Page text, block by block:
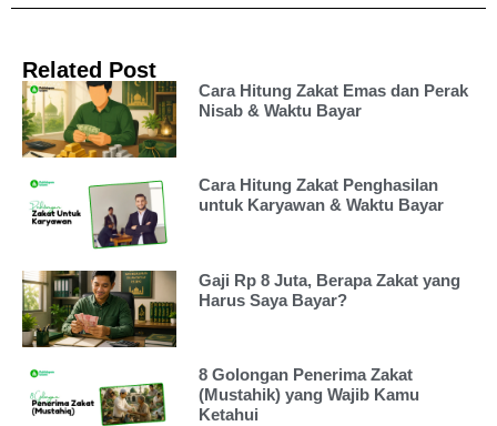
Related Post
Cara Hitung Zakat Emas dan Perak
Nisab & Waktu Bayar
Cara Hitung Zakat Penghasilan
untuk Karyawan & Waktu Bayar
Gaji Rp 8 Juta, Berapa Zakat yang
Harus Saya Bayar?
8 Golongan Penerima Zakat
(Mustahik) yang Wajib Kamu
Ketahui